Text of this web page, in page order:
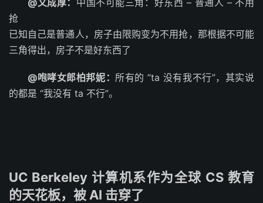
@文成厚： 中国不可能三角：好东西 – 普通人 – 不用
抢
已知自己是普通人，房子由限购变为不用抢，那根据不可能
三角得出，房子不是好东西了
@咆哮女郎柏邦妮： 所有的 “ta 没有我不行”，其实说
的都是 “我没有 ta 不行”。 ​​​
UC Berkeley 计算机系作为全球 CS 教育
的天花板，被 AI 击穿了